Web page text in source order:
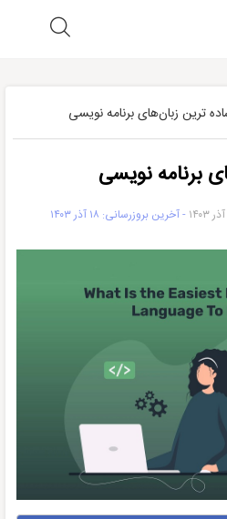
ترین زبان‌های برنامه نویسی
برنامه نویسی
- آخرین بروزرسانی: ۱۸ آذر ۱۴۰۳